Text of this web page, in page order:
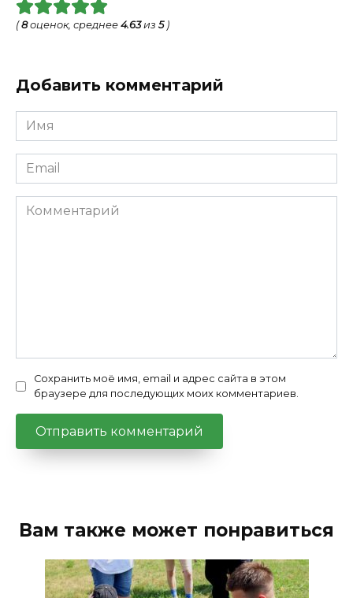
(8оценок, среднее 4.63из 5)
Добавить комментарий
Имя
*
Email
*
Комментарий
Сохранить моё имя, email и адрес сайта в этом
браузере для последующих моих комментариев.
Вам также может понравиться